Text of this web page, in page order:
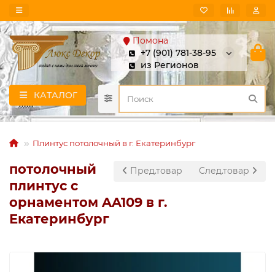
Помона
+7 (901) 781-38-95
из Регионов
КАТАЛОГ
Плинтус потолочный в г. Екатеринбург
Пред.товар След.товар
потолочный
плинтус с
орнаментом AA109 в г.
Екатеринбург